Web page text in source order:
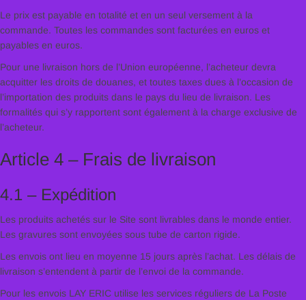
Le prix est payable en totalité et en un seul versement à la
commande. Toutes les commandes sont facturées en euros et
payables en euros.
Pour une livraison hors de l’Union européenne, l’acheteur devra
acquitter les droits de douanes, et toutes taxes dues à l’occasion de
l’importation des produits dans le pays du lieu de livraison. Les
formalités qui s’y rapportent sont également à la charge exclusive de
l’acheteur.
Article 4 – Frais de livraison
4.1 – Expédition
Les produits achetés sur le Site sont livrables dans le monde entier.
Les gravures sont envoyées sous tube de carton rigide.
Les envois ont lieu en moyenne 15 jours après l’achat. Les délais de
livraison s’entendent à partir de l’envoi de la commande.
Pour les envois LAY ERIC utilise les services réguliers de La Poste